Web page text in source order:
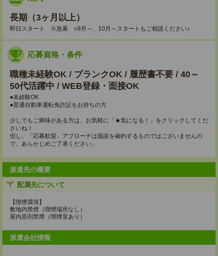
長期（3ヶ月以上）
即日スタート ※急募 ○9月～、10月～スタートもご相談ください♪
応募資格・条件
職種未経験OK / ブランクOK / 履歴書不要 / 40～
50代活躍中 / WEB登録・面接OK
●未経験OK
●普通自動車運転免許証をお持ちの方
少しでもご興味がある方は、お気軽に「★気になる！」をクリックしてくだ
さいね！
但し、「応募歓迎」アプローチは面談を確約するものではございませんの
で、あらかじめご了承ください。
派遣先の概要
配属先について
【喫煙環境】
敷地内禁煙（喫煙場所なし）
屋内原則禁煙（喫煙室あり）
派遣会社情報